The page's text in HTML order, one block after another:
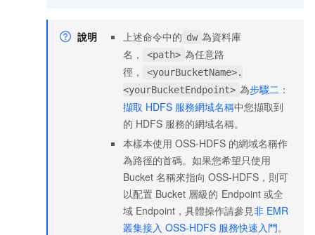
說明 上述命令中的 dw 為資料庫
名，
<path> 為任意路
徑，
<yourBucketName>.
<yourBucketEndpoint> 為步驟二：
擷取 HDFS 服務網域名稱中您擷取到
的 HDFS 服務的網域名稱。
本樣本使用 OSS-HDFS 的網域名稱作
為路徑的首碼。如果您希望只使用
Bucket 名稱來指向 OSS-HDFS，則可
以配置 Bucket 層級的 Endpoint 或全
域 Endpoint，具體操作請參見非 EMR
叢集接入 OSS-HDFS 服務快速入門。